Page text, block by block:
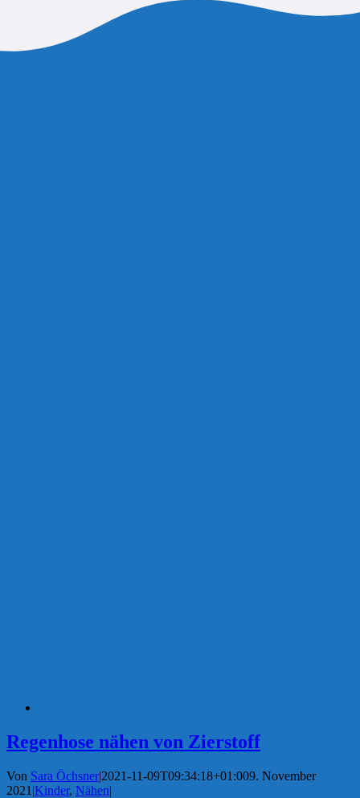
Regenhose nähen von Zierstoff
Von Sara Öchsner|2021-11-09T09:34:18+01:009. November
2021 |Kinder, Nähen|